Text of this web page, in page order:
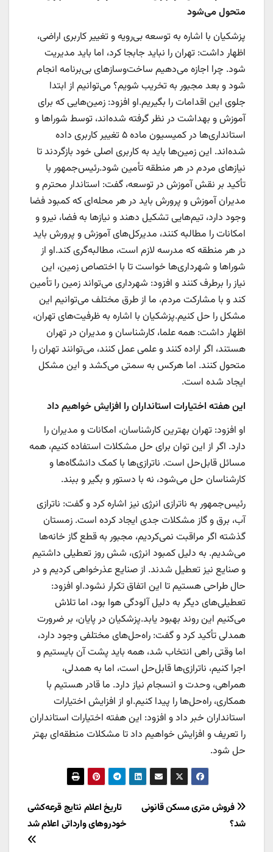
متحول می‌شود
پزشکیان با اشاره به توسعه بی‌رویه و تغییر کاربری اراضی،
اظهار داشت: تهران را نباید جابجا کرد، اما باید مدیریت
شود. چرا اجازه می‌دهیم ساخت‌وسازهای بی‌برنامه انجام
شود و بعد مجبور به تخریب شویم؟ می‌توانیم از ابتدا
جلوی این اقدامات را بگیریم.او افزود: زمین‌هایی که برای
آموزش و بهداشت در نظر گرفته شده‌اند، توسط شوراها و
استانداری‌ها در کمیسیون ماده ۵ تغییر کاربری داده
شده‌اند. این زمین‌ها باید به کاربری اصلی خود بازگردند تا
نیازهای مردم در هر منطقه تأمین شود.رئیس‌جمهور با
تأکید بر نقش آموزش در توسعه، گفت: استاندار محترم و
مدیران آموزش و پرورش باید در هر محله‌ای که کمبود فضا
وجود دارد، تیم‌هایی تشکیل دهند و نیازها به فضا، نیرو و
امکانات را مطالبه کنند، مدیرکل‌های آموزش و پرورش باید
در هر منطقه که مدرسه لازم است، مطالبه‌گری کند.او از
شوراها و شهرداری‌ها خواست تا با اختصاص زمین، این
نیاز را برطرف کنند و افزود: شهرداری می‌تواند زمین را تأمین
کند و با مشارکت مردم، ما از طرق مختلف می‌توانیم این
مشکل را حل کنیم.پزشکیان با اشاره به ظرفیت‌های تهران،
اظهار داشت: همه علما، کارشناسان و مدیران در تهران
هستند، اگر اراده کنند و علمی عمل کنند، می‌توانند تهران را
متحول کنند. اما هرکس به سمتی می‌کشد و این مشکل
ایجاد شده است.
این هفته اختیارات استانداران را افزایش خواهیم داد
او افزود: تهران بهترین کارشناسان، امکانات و مدیران را
دارد. اگر از این توان برای حل مشکلات استفاده کنیم، همه
مسائل قابل‌حل است. ناترازی‌ها با کمک دانشگاه‌ها و
کارشناسان حل می‌شود، نه با دستور و بگیر و ببند.
رئیس‌جمهور به ناترازی انرژی نیز اشاره کرد و گفت: ناترازی
آب، برق و گاز مشکلات جدی ایجاد کرده است. زمستان
گذشته اگر مراقبت نمی‌کردیم، مجبور به قطع گاز خانه‌ها
می‌شدیم. به دلیل کمبود انرژی، شش روز تعطیلی داشتیم
و صنایع نیز تعطیل شدند. از صنایع عذرخواهی کردیم و در
حال طراحی هستیم تا این اتفاق تکرار نشود.او افزود:
تعطیلی‌های دیگر به دلیل آلودگی هوا بود، اما تلاش
می‌کنیم این روند بهبود یابد.پزشکیان در پایان، بر ضرورت
همدلی تأکید کرد و گفت: راه‌حل‌های مختلفی وجود دارد،
اما وقتی راهی انتخاب شد، همه باید پشت آن بایستیم و
اجرا کنیم، ناترازی‌ها قابل‌حل است، اما به همدلی،
همراهی، وحدت و انسجام نیاز دارد. ما قادر هستیم با
همکاری، راه‌حل‌ها را پیدا کنیم.او از افزایش اختیارات
استانداران خبر داد و افزود: این هفته اختیارات استانداران
را تعریف و افزایش خواهیم داد تا مشکلات منطقه‌ای بهتر
حل شود.
راهبری
نوشته
تاریخ اعلام نتایج قرعه‌کشی
خودروهای وارداتی اعلام شد
فروش متری مسکن قانونی
شد؟